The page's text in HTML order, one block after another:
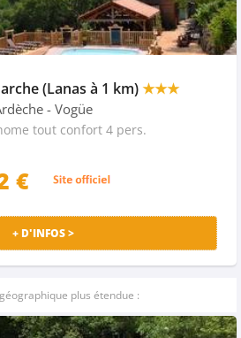
(Lanas à 1 km)★★★
- Vogüe
tout confort 4 pers.
€
+ D'INFOS >
plus étendue :